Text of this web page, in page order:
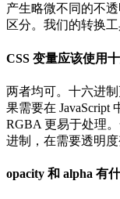
产生略微不同的不
区分。我们的转换工
CSS 变量应该使用
两者均可。十六进
果需要在 JavaScript
RGBA 更易于处理
进制，在需要透明度
opacity 和 alpha 有